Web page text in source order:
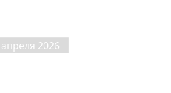
апреля 2026